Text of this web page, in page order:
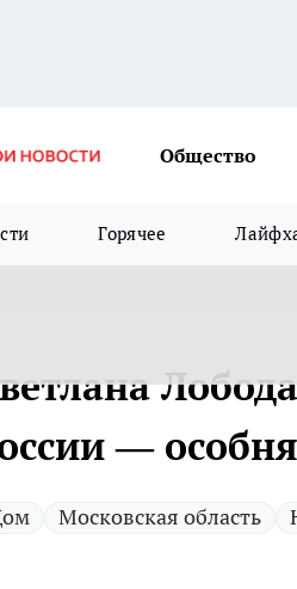
Общество
Горячее
—
Московская область